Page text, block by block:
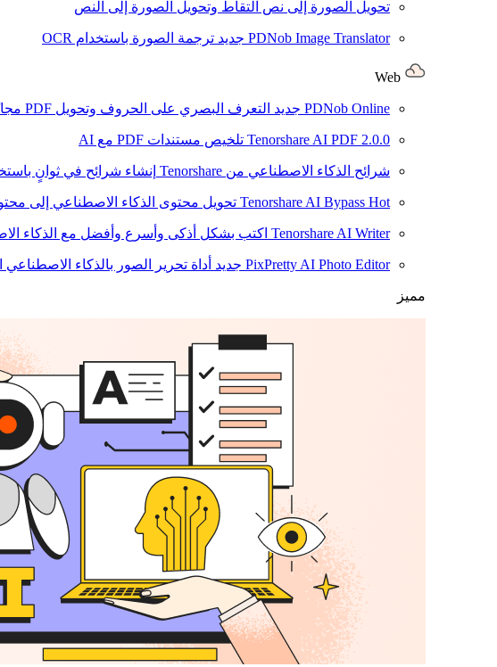
تحويل الصورة إلى نص التقاط وتحويل الصورة إلى النص
PDNob Image Translator جديد ترجمة الصورة باستخدام OCR
PDNob Online جديد التعرف البصري على الحروف وتحويل PDF مجانًا عبر الإنترنت
Tenorshare AI PDF 2.0.0 تلخيص مستندات PDF مع AI
شرائح الذكاء الاصطناعي من Tenorshare إنشاء شرائح في ثوانٍ
Tenorshare AI Bypass Hot تحويل محتوى الذكاء الاصطناعي إلى
Tenorshare AI Writer اكتب بشكل أذكى وأسرع وأفضل مع الذكاء
PixPretty AI Photo Editor جديد أداة تحرير الصور بالذكاء الاصطناعي
مميز